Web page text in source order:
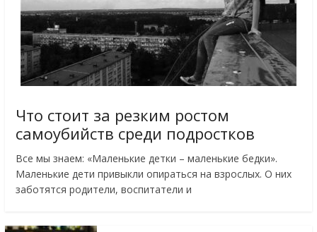
Что стоит за резким ростом
самоубийств среди подростков
Все мы знаем: «Маленькие детки – маленькие бедки».
Маленькие дети привыкли опираться на взрослых. О них
заботятся родители, воспитатели и